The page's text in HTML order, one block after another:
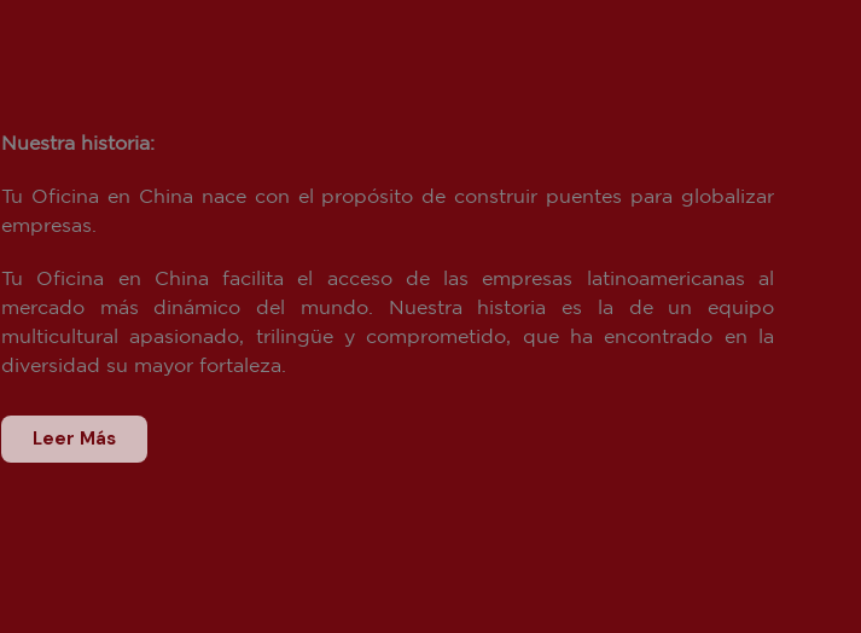
Nuestra historia:
Tu Oficina en China nace con el propósito de construir puentes para globalizar
empresas.
Tu Oficina en China facilita el acceso de las empresas latinoamericanas al
mercado más dinámico del mundo. Nuestra historia es la de un equipo
multicultural apasionado, trilingüe y comprometido, que ha encontrado en la
diversidad su mayor fortaleza.
Leer Más